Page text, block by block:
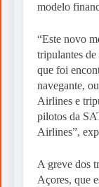
modelo
“Este novo
tripulantes
que foi
navegante,
Airlines e
pilotos da
Airlines”,
A greve dos
Açores, que